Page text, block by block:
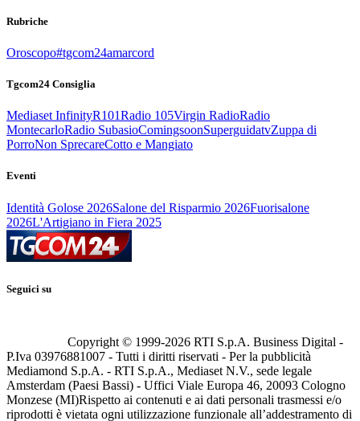
Rubriche
Oroscopo#tgcom24amarcord
Tgcom24 Consiglia
Mediaset InfinityR101Radio 105Virgin RadioRadio
MontecarloRadio SubasioComingsoonSuperguidatvZuppa di
PorroNon SprecareCotto e Mangiato
Eventi
Identità Golose 2026Salone del Risparmio 2026Fuorisalone
2026L'Artigiano in Fiera 2025
Seguici su
Copyright © 1999-2026 RTI S.p.A. Business Digital -
P.Iva 03976881007 - Tutti i diritti riservati - Per la pubblicità
Mediamond S.p.A. - RTI S.p.A., Mediaset N.V., sede legale
Amsterdam (Paesi Bassi) - Uffici Viale Europa 46, 20093 Cologno
Monzese (MI)Rispetto ai contenuti e ai dati personali trasmessi e/o
riprodotti è vietata ogni utilizzazione funzionale all’addestramento di